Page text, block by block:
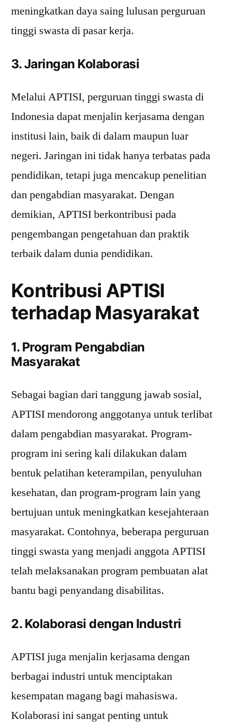
meningkatkan daya saing lulusan perguruan
tinggi swasta di pasar kerja.
3. Jaringan Kolaborasi
Melalui APTISI, perguruan tinggi swasta di
Indonesia dapat menjalin kerjasama dengan
institusi lain, baik di dalam maupun luar
negeri. Jaringan ini tidak hanya terbatas pada
pendidikan, tetapi juga mencakup penelitian
dan pengabdian masyarakat. Dengan
demikian, APTISI berkontribusi pada
pengembangan pengetahuan dan praktik
terbaik dalam dunia pendidikan.
Kontribusi APTISI
terhadap Masyarakat
1. Program Pengabdian
Masyarakat
Sebagai bagian dari tanggung jawab sosial,
APTISI mendorong anggotanya untuk terlibat
dalam pengabdian masyarakat. Program-
program ini sering kali dilakukan dalam
bentuk pelatihan keterampilan, penyuluhan
kesehatan, dan program-program lain yang
bertujuan untuk meningkatkan kesejahteraan
masyarakat. Contohnya, beberapa perguruan
tinggi swasta yang menjadi anggota APTISI
telah melaksanakan program pembuatan alat
bantu bagi penyandang disabilitas.
2. Kolaborasi dengan Industri
APTISI juga menjalin kerjasama dengan
berbagai industri untuk menciptakan
kesempatan magang bagi mahasiswa.
Kolaborasi ini sangat penting untuk